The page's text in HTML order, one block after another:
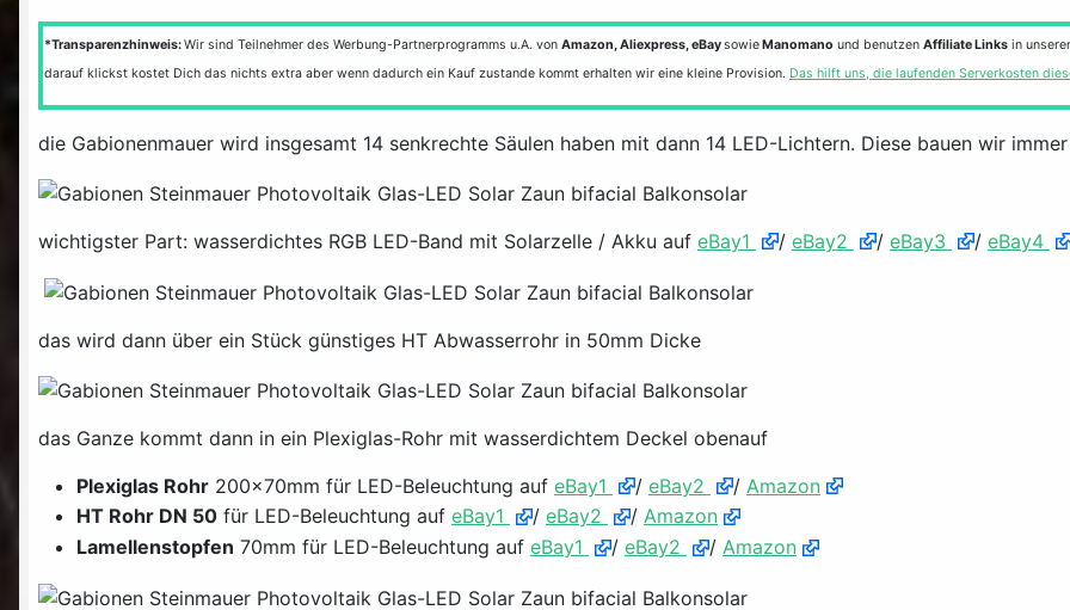
*Transparenzhinweis:Wir sind Teilnehmer des Werbung-Partnerprogramms u.A. von Amazon, Aliexpress, eBaysowieManomano und benutzen Affiliate Links in
darauf klickst kostet Dich das nichts extra aber wenn dadurch ein Kauf zustande kommt erhalten wir eine kleine Provision. Das hilft uns, die laufenden Serverkosten
die Gabionenmauer wird insgesamt 14 senkrechte Säulen haben mit dann 14 LED-Lichtern. Diese bauen wir
wichtigster Part: wasserdichtes RGB LED-Band mit Solarzelle / Akku auf eBay1 / eBay2 / eBay3 / eBay4
das wird dann über ein Stück günstiges HT Abwasserrohr in 50mm Dicke
das Ganze kommt dann in ein Plexiglas-Rohr mit wasserdichtem Deckel obenauf
Plexiglas Rohr 200x70mm für LED-Beleuchtung auf eBay1 / eBay2 / Amazon
HT Rohr DN 50 für LED-Beleuchtung auf eBay1 / eBay2 / Amazon
Lamellenstopfen 70mm für LED-Beleuchtung auf eBay1 / eBay2 / Amazon